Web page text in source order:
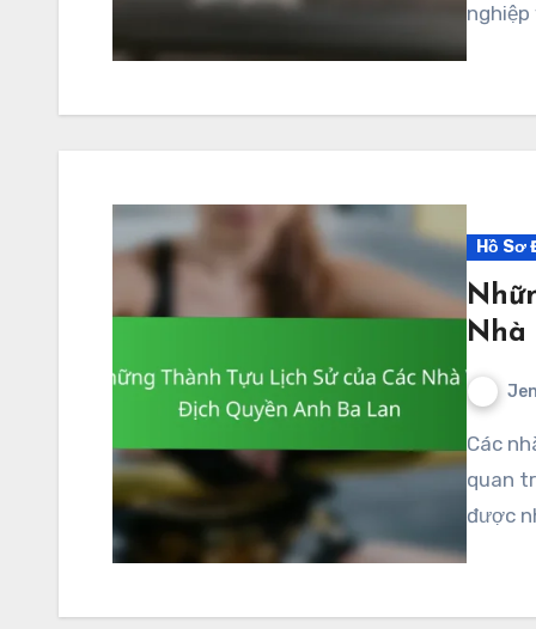
nghiệp
Hồ Sơ
Các nhà vô địch quyền anh Ba Lan đã đóng một vai trò
quan
được